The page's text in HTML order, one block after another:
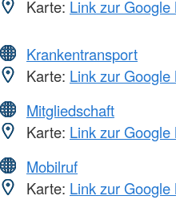
Karte: Link zur
Krankentransport
Karte: Link zur
Mitgliedschaft
Karte: Link zur
Mobilruf
Karte: Link zur